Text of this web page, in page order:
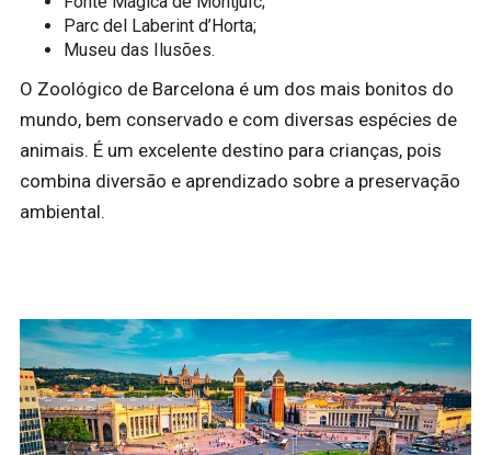
Parc del Laberint d’Horta;
Museu das Ilusões.
O Zoológico de Barcelona é um dos mais bonitos do
mundo, bem conservado e com diversas espécies de
animais. É um excelente destino para crianças, pois
combina diversão e aprendizado sobre a preservação
ambiental.